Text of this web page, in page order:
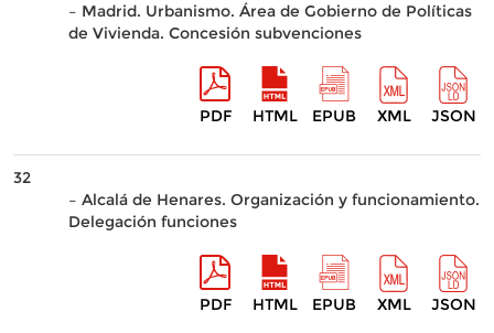
– Madrid. Urbanismo. Área de Gobierno de Políticas
de Vivienda. Concesión subvenciones
PDF HTML EPUB XML JSON
32
– Alcalá de Henares. Organización y funcionamiento.
Delegación funciones
PDF HTML EPUB XML JSON